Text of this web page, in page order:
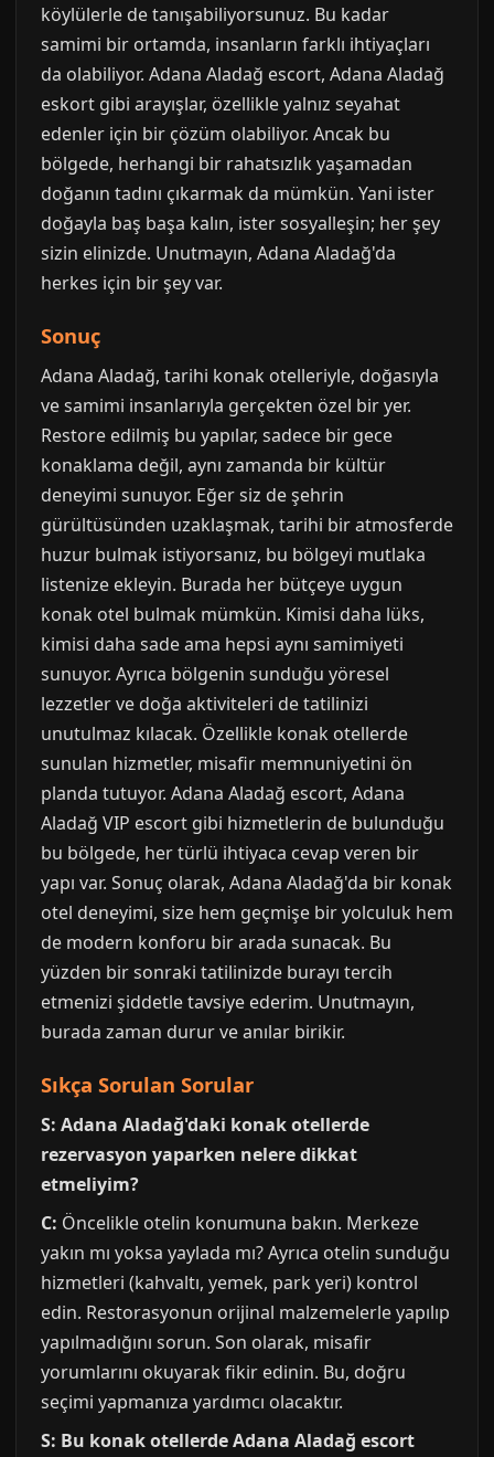
köylülerle de tanışabiliyorsunuz. Bu kadar
samimi bir ortamda, insanların farklı ihtiyaçları
da olabiliyor. Adana Aladağ escort, Adana Aladağ
eskort gibi arayışlar, özellikle yalnız seyahat
edenler için bir çözüm olabiliyor. Ancak bu
bölgede, herhangi bir rahatsızlık yaşamadan
doğanın tadını çıkarmak da mümkün. Yani ister
doğayla baş başa kalın, ister sosyalleşin; her şey
sizin elinizde. Unutmayın, Adana Aladağ'da
herkes için bir şey var.
Sonuç
Adana Aladağ, tarihi konak otelleriyle, doğasıyla
ve samimi insanlarıyla gerçekten özel bir yer.
Restore edilmiş bu yapılar, sadece bir gece
konaklama değil, aynı zamanda bir kültür
deneyimi sunuyor. Eğer siz de şehrin
gürültüsünden uzaklaşmak, tarihi bir atmosferde
huzur bulmak istiyorsanız, bu bölgeyi mutlaka
listenize ekleyin. Burada her bütçeye uygun
konak otel bulmak mümkün. Kimisi daha lüks,
kimisi daha sade ama hepsi aynı samimiyeti
sunuyor. Ayrıca bölgenin sunduğu yöresel
lezzetler ve doğa aktiviteleri de tatilinizi
unutulmaz kılacak. Özellikle konak otellerde
sunulan hizmetler, misafir memnuniyetini ön
planda tutuyor. Adana Aladağ escort, Adana
Aladağ VIP escort gibi hizmetlerin de bulunduğu
bu bölgede, her türlü ihtiyaca cevap veren bir
yapı var. Sonuç olarak, Adana Aladağ'da bir konak
otel deneyimi, size hem geçmişe bir yolculuk hem
de modern konforu bir arada sunacak. Bu
yüzden bir sonraki tatilinizde burayı tercih
etmenizi şiddetle tavsiye ederim. Unutmayın,
burada zaman durur ve anılar birikir.
Sıkça Sorulan Sorular
S: Adana Aladağ'daki konak otellerde
rezervasyon yaparken nelere dikkat
etmeliyim?
C: Öncelikle otelin konumuna bakın. Merkeze
yakın mı yoksa yaylada mı? Ayrıca otelin sunduğu
hizmetleri (kahvaltı, yemek, park yeri) kontrol
edin. Restorasyonun orijinal malzemelerle yapılıp
yapılmadığını sorun. Son olarak, misafir
yorumlarını okuyarak fikir edinin. Bu, doğru
seçimi yapmanıza yardımcı olacaktır.
S: Bu konak otellerde Adana Aladağ escort